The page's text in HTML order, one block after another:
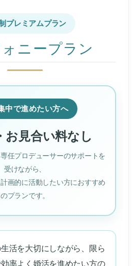
プレミアムプラン
ニープラン
中で進めたい方へ
お見合い料なし
任プロデューサーのサポートを
受けながら、
画的に活動したい方におすすめ
のプランです。
活を大切にしながら、限ら
率よく婚活を進めたい方の